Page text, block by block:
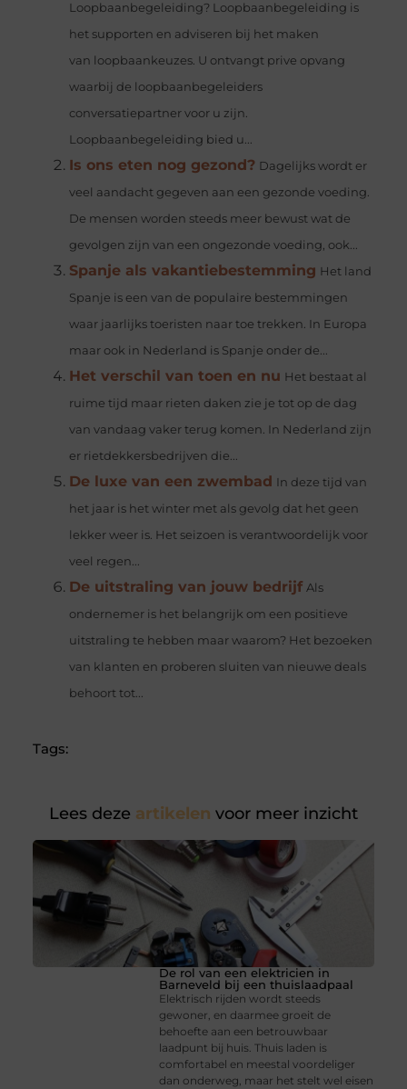
Loopbaanbegeleiding? Loopbaanbegeleiding is
het supporten en adviseren bij het maken
van loopbaankeuzes. U ontvangt prive opvang
waarbij de loopbaanbegeleiders
conversatiepartner voor u zijn.
Loopbaanbegeleiding bied u...
Is ons eten nog gezond? Dagelijks wordt er
veel aandacht gegeven aan een gezonde voeding.
De mensen worden steeds meer bewust wat de
gevolgen zijn van een ongezonde voeding, ook...
Spanje als vakantiebestemming Het land
Spanje is een van de populaire bestemmingen
waar jaarlijks toeristen naar toe trekken. In Europa
maar ook in Nederland is Spanje onder de...
Het verschil van toen en nu Het bestaat al
ruime tijd maar rieten daken zie je tot op de dag
van vandaag vaker terug komen. In Nederland zijn
er rietdekkersbedrijven die...
De luxe van een zwembad In deze tijd van
het jaar is het winter met als gevolg dat het geen
lekker weer is. Het seizoen is verantwoordelijk voor
veel regen...
De uitstraling van jouw bedrijf Als
ondernemer is het belangrijk om een positieve
uitstraling te hebben maar waarom? Het bezoeken
van klanten en proberen sluiten van nieuwe deals
behoort tot...
Tags:
Lees deze artikelen voor meer inzicht
De rol van een elektricien in
Barneveld bij een thuislaadpaal
Elektrisch rijden wordt steeds
gewoner, en daarmee groeit de
behoefte aan een betrouwbaar
laadpunt bij huis. Thuis laden is
comfortabel en meestal voordeliger
dan onderweg, maar het stelt wel eisen